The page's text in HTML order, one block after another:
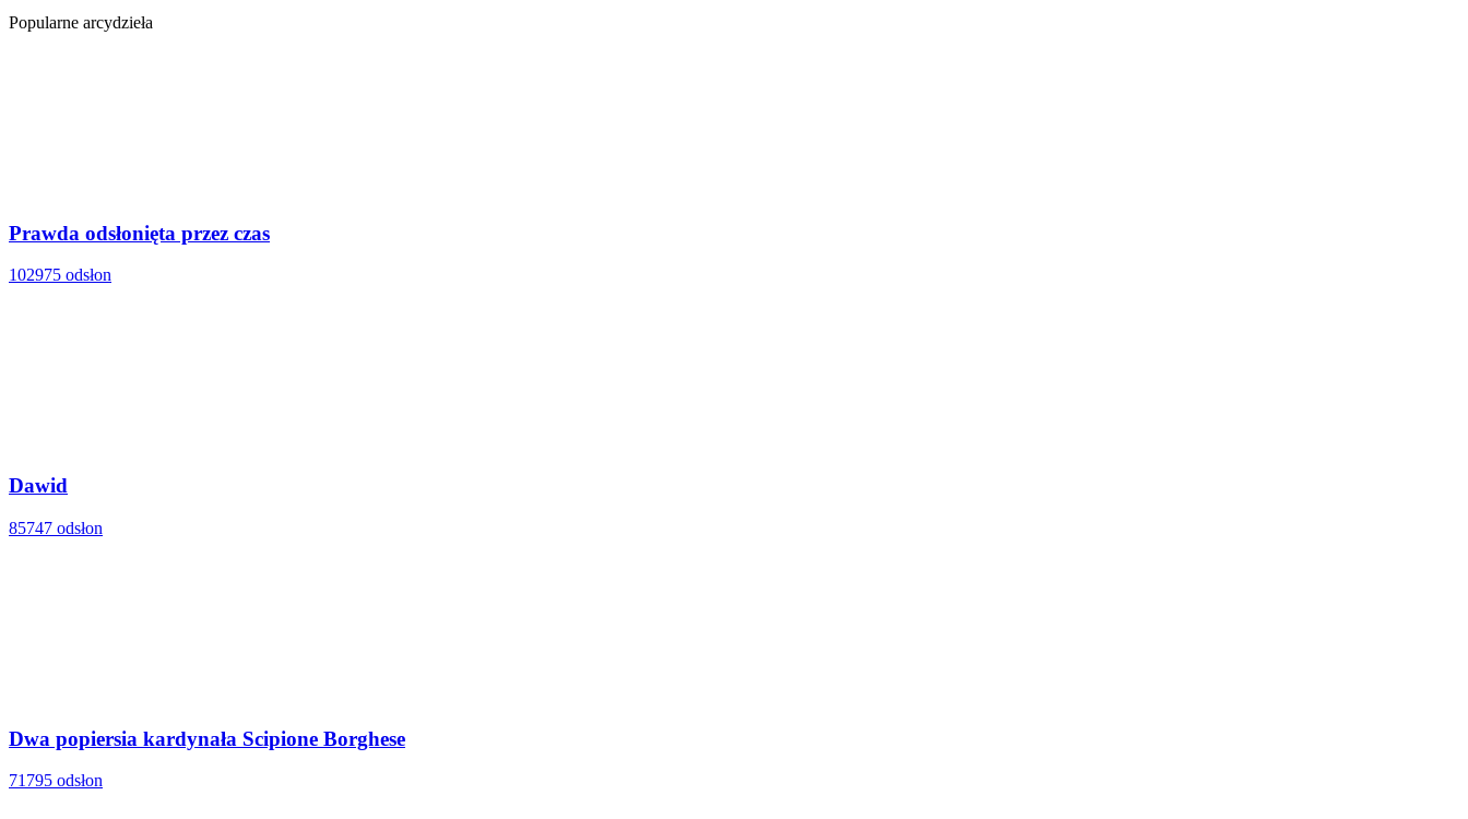
Popularne arcydzieła
Prawda odsłonięta przez czas
102975 odsłon
Dawid
85747 odsłon
Dwa popiersia kardynała Scipione Borghese
71795 odsłon